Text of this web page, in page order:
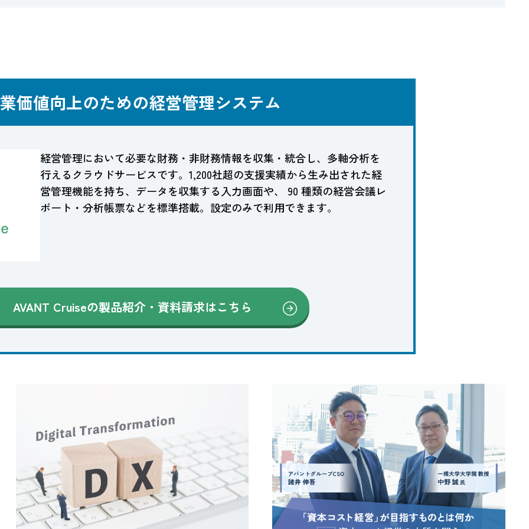
価値向上のための経営管理システム
経営管理において必要な財務・非財務情報を収集・統合し、多軸分析を
行えるクラウドサービスです。1,200社超の支援実績から生み出された経
営管理機能を持ち、データを収集する入力画面や、 90 種類の経営会議レ
ポート・分析帳票などを標準搭載。設定のみで利用できます。
AVANT Cruiseの製品紹介・資料請求はこちら